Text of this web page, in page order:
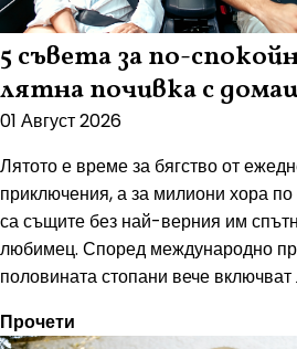
5 съвета за по-
лятна почивка с
01 Август 2026
Лятото е време за бягство от
приключения, а за милиони хора
са същите без най-верния им
любимец. Според международно
половината стопани вече
Прочети